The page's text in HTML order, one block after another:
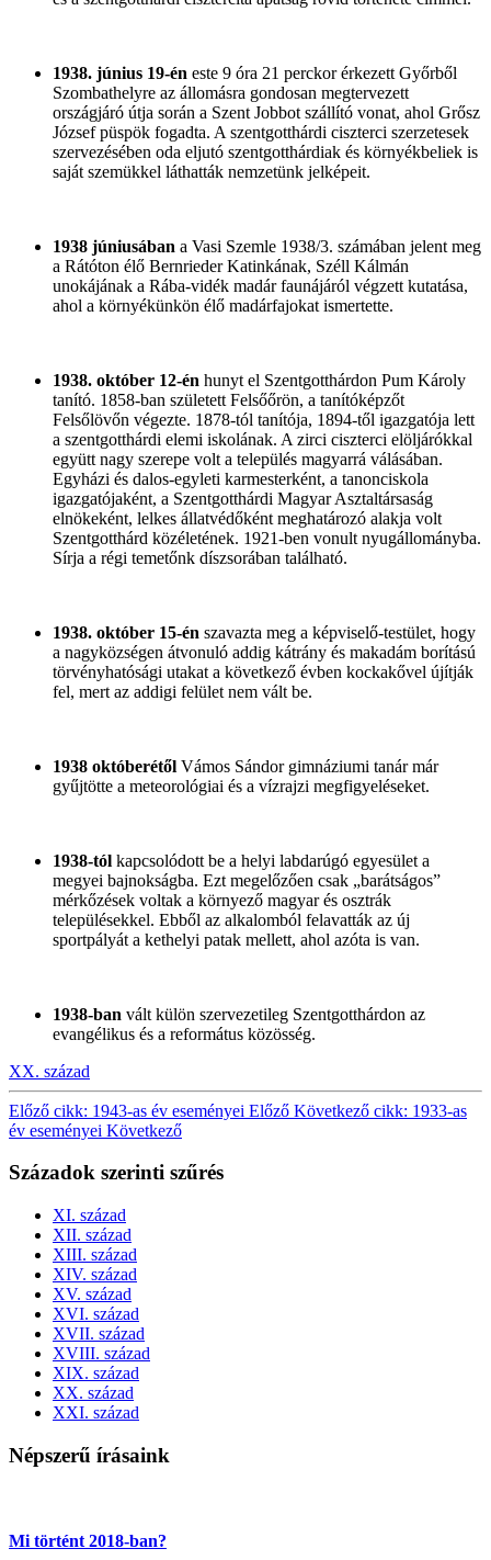
1938. június 19-én este 9 óra 21 perckor érkezett Győrből
Szombathelyre az állomásra gondosan megtervezett
országjáró útja során a Szent Jobbot szállító vonat, ahol Grősz
József püspök fogadta. A szentgotthárdi ciszterci szerzetesek
szervezésében oda eljutó szentgotthárdiak és környékbeliek is
saját szemükkel láthatták nemzetünk jelképeit.
1938 júniusában a Vasi Szemle 1938/3. számában jelent meg
a Rátóton élő Bernrieder Katinkának, Széll Kálmán
unokájának a Rába-vidék madár faunájáról végzett kutatása,
ahol a környékünkön élő madárfajokat ismertette.
1938. október 12-én hunyt el Szentgotthárdon Pum Károly
tanító. 1858-ban született Felsőőrön, a tanítóképzőt
Felsőlövőn végezte. 1878-tól tanítója, 1894-től igazgatója lett
a szentgotthárdi elemi iskolának. A zirci ciszterci elöljárókkal
együtt nagy szerepe volt a település magyarrá válásában.
Egyházi és dalos-egyleti karmesterként, a tanonciskola
igazgatójaként, a Szentgotthárdi Magyar Asztaltársaság
elnökeként, lelkes állatvédőként meghatározó alakja volt
Szentgotthárd közéletének. 1921-ben vonult nyugállományba.
Sírja a régi temetőnk díszsorában található.
1938. október 15-én szavazta meg a képviselő-testület, hogy
a nagyközségen átvonuló addig kátrány és makadám borítású
törvényhatósági utakat a következő évben kockakővel újítják
fel, mert az addigi felület nem vált be.
1938 októberétől Vámos Sándor gimnáziumi tanár már
gyűjtötte a meteorológiai és a vízrajzi megfigyeléseket.
1938-tól kapcsolódott be a helyi labdarúgó egyesület a
megyei bajnokságba. Ezt megelőzően csak „barátságos”
mérkőzések voltak a környező magyar és osztrák
településekkel. Ebből az alkalomból felavatták az új
sportpályát a kethelyi patak mellett, ahol azóta is van.
1938-ban vált külön szervezetileg Szentgotthárdon az
evangélikus és a református közösség.
XX. század
Előző cikk: 1943-as év eseményei Előző Következő cikk: 1933-as
év eseményei Következő
Századok szerinti szűrés
XI. század
XII. század
XIII. század
XIV. század
XV. század
XVI. század
XVII. század
XVIII. század
XIX. század
XX. század
XXI. század
Népszerű írásaink
Mi történt 2018-ban?